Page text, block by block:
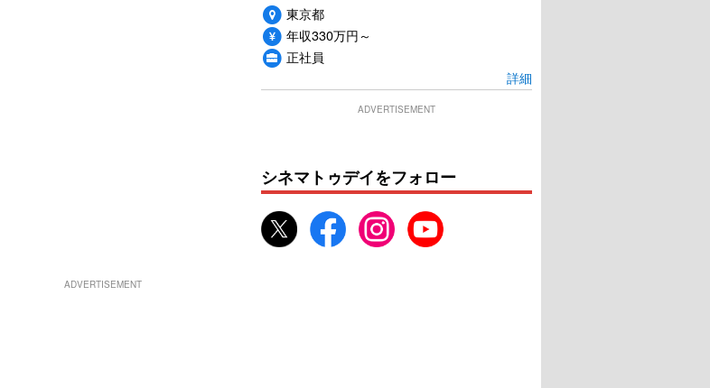
東京都
年収330万円～
正社員
詳細
ADVERTISEMENT
シネマトゥデイをフォロー
ADVERTISEMENT